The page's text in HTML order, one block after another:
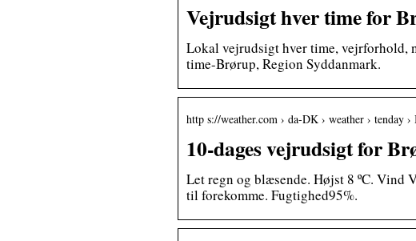
Vejrudsigt hver time for
Lokal vejrudsigt hver time, vejrforhold,
time-Brørup, Region Syddanmark.
http s://weather.com › da-DK › weather › tenday
10-dages vejrudsigt for
Let regn og blæsende. Højst 8 ºC.
til forekomme. Fugtighed95%.